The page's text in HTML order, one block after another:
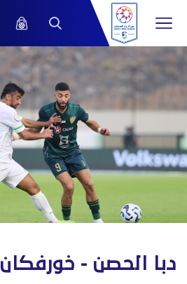
دبا الحصن - خورفكان